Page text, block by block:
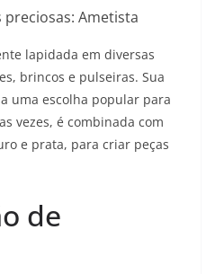
Ametista
lapidada em diversas
brincos e pulseiras. Sua
uma escolha popular para
vezes, é combinada com
e prata, para criar peças
de